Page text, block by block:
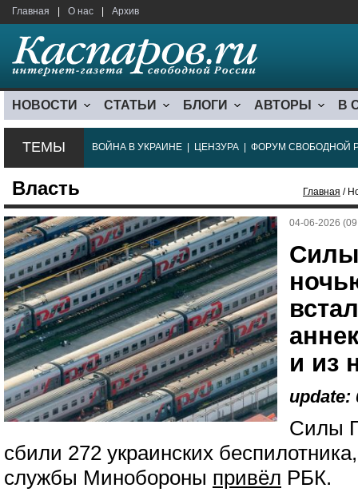
Главная О нас Архив
НОВОСТИ СТАТЬИ БЛОГИ АВТОРЫ В
ТЕМЫ ВОЙНА В УКРАИНЕ ЦЕНЗУРА ФОРУМ СВОБОДНОЙ
Власть Главная /
04-06-2026
и из
update:
Силы
сбили 272 украинских
службы Минобороны привёл РБК.